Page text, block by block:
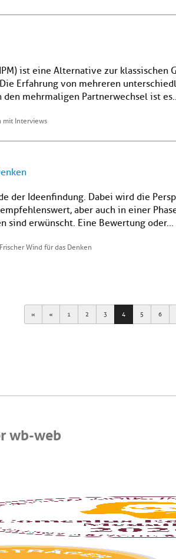
ist eine Alternative zur klassischen
Erfahrung von mehreren
mehrmaligen Partnerwechsel ist
mit Interviews
der Ideenfindung. Dabei wird die
aber auch in einer
sind erwünscht. Eine Bewertung oder...
Wind für das Denken
First Previous
1 2 3 4 5 6
wb-web